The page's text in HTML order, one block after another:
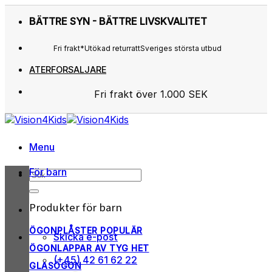
BÄTTRE SYN - BÄTTRE LIVSKVALITET
Fri frakt*Utökad returrattSveriges största utbud
ATERFORSALJARE
Fri frakt över 1.000 SEK
Kunderna älskar oss
Utökad returratt
Sveriges största utbud
Menu
Sök
Skicka e-post
(+45) 42 61 62 22
För barn
Produkter för barn
ÖGONPLÅSTER
ÖGONLAPPAR AV TYG
GLASÖGON